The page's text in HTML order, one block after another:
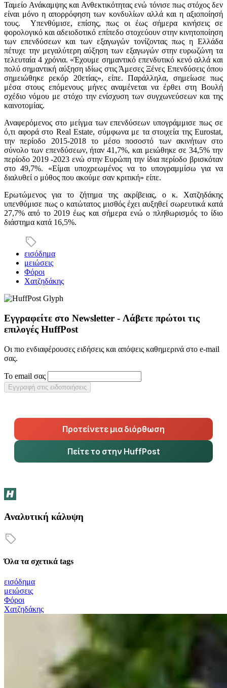
Ταμείο Ανάκαμψης και Ανθεκτικότητας ενώ τόνισε πως στόχος δεν
είναι μόνο η απορρόφηση των κονδυλίων αλλά και η αξιοποίησή
τους. Υπενθύμισε, επίσης, πως οι έως σήμερα κινήσεις σε
φορολογικό και αδειοδοτικό επίπεδο στοχεύουν στην κινητοποίηση
των επενδύσεων και των εξαγωγών τονίζοντας πως η Ελλάδα
πέτυχε την μεγαλύτερη αύξηση των εξαγωγών στην ευρωζώνη τα
τελευταία 4 χρόνια. «Έχουμε σημαντικό επενδυτικό κενό αλλά και
πολύ σημαντική αύξηση ιδίως στις Άμεσες Ξένες Επενδύσεις όπου
σημειώθηκε ρεκόρ 20ετίας», είπε. Παράλληλα, σημείωσε πως
μέσα στους επόμενους μήνες αναμένεται να έρθει στη Βουλή
σχέδιο νόμου με στόχο την ενίσχυση των συγχωνεύσεων και της
καινοτομίας.
Αναφερόμενος στο μείγμα των επενδύσεων υπογράμμισε πως σε
ό,τι αφορά στο Real Estate, σύμφωνα με τα στοιχεία της Eurostat,
την περίοδο 2015-2018 το μέσο ποσοστό των ακινήτων στο
σύνολο των επενδύσεων, ήταν 41,7%, και μειώθηκε σε 34,5% την
περίοδο 2019 -2023 ενώ στην Ευρώπη την ίδια περίοδο βρισκόταν
στο 49,7%. «Είμαι υποχρεωμένος να το υπογραμμίσω για να
διαλυθεί ο μύθος που ακούμε σαν κριτική» είπε.
Ερωτώμενος για το ζήτημα της ακρίβειας, ο κ. Χατζηδάκης
υπενθύμισε πως ο κατώτατος μισθός έχει αυξηθεί σωρευτικά κατά
27,7% από το 2019 έως και σήμερα ενώ ο πληθωρισμός το ίδιο
διάστημα κατά 16,5%.
εισόδημα
μειώσεις
Φόροι
Χατζηδάκης
Εγγραφείτε στο Newsletter - Λάβετε πρώτοι τις
επιλογές HuffPost
Οι πιο ενδιαφέρουσες ειδήσεις και απόψεις καθημερινά στο e-mail
σας.
Το email σας
Εγγραφή στις ειδοποιήσεις
Προτείνετε μια διόρθωση
Πείτε το στην HuffPost
Αναλυτική κάλυψη
Όλα τα σχετικά tags
εισόδημα
μειώσεις
Φόροι
Χατζηδάκης